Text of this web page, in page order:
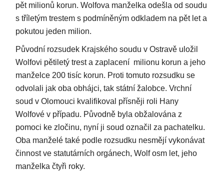
pět milionů korun. Wolfova manželka odešla od soudu
s tříletým trestem s podmíněným odkladem na pět let a
pokutou jeden milion.
Původní rozsudek Krajského soudu v Ostravě uložil
Wolfovi pětiletý trest a zaplacení milionu korun a jeho
manželce 200 tisíc korun. Proti tomuto rozsudku se
odvolali jak oba obhájci, tak státní žalobce. Vrchní
soud v Olomouci kvalifikoval přísněji roli Hany
Wolfové v případu. Původně byla obžalována z
pomoci ke zločinu, nyní ji soud označil za pachatelku.
Oba manželé také podle rozsudku nesmějí vykonávat
činnost ve statutárních orgánech, Wolf osm let, jeho
manželka čtyři roky.